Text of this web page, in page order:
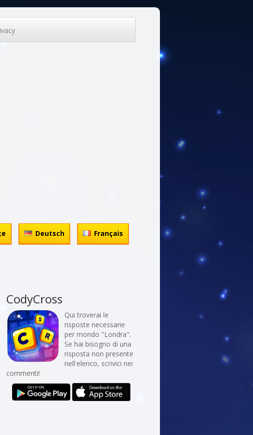
Deutsch Français
CodyCross
Qui troverai le
risposte necessarie
per mondo "Londra".
Se hai bisogno di una
risposta non presente
nell'elenco, scrivici nei
commenti!